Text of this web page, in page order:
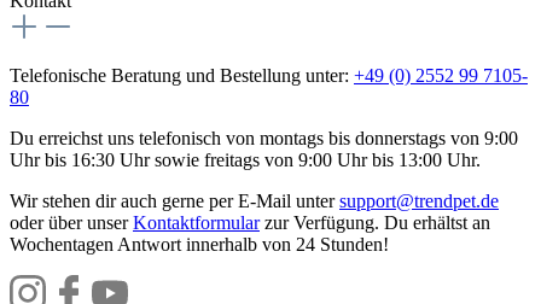
Telefonische Beratung und Bestellung unter: +49 (0) 2552 99 7105-
80
Du erreichst uns telefonisch von montags bis donnerstags von 9:00
Uhr bis 16:30 Uhr sowie freitags von 9:00 Uhr bis 13:00 Uhr.
Wir stehen dir auch gerne per E-Mail untersupport@trendpet.de
oder über unserKontaktformularzur Verfügung. Du erhältst an
Wochentagen Antwort innerhalb von 24 Stunden!